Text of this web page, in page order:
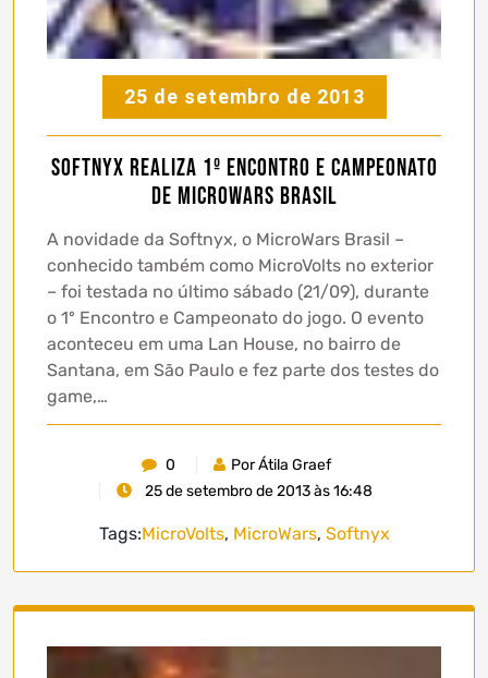
25 de setembro de 2013
Softnyx realiza 1º Encontro e Campeonato
de MicroWars Brasil
A novidade da Softnyx, o MicroWars Brasil –
conhecido também como MicroVolts no exterior
– foi testada no último sábado (21/09), durante
o 1º Encontro e Campeonato do jogo. O evento
aconteceu em uma Lan House, no bairro de
Santana, em São Paulo e fez parte dos testes do
game,…
0
Por Átila Graef
25 de setembro de 2013 às 16:48
Tags:MicroVolts, MicroWars, Softnyx